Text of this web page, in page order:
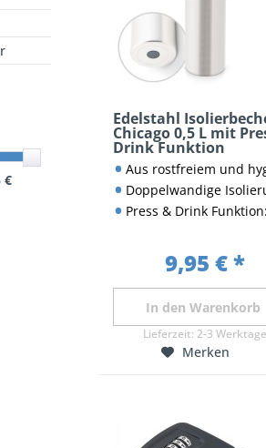
€
Edelstahl
Chicago 0,5 L mit
Drink Funktion
Aus rostfreiem und hygienischem
Doppelwandige Isolierung hält Temperatur lange
Press & Drink Funktion: Deckel drücken &
9,95 € *
In den Warenkorb
Lieferzeit: 2-3 Werktage
Merken